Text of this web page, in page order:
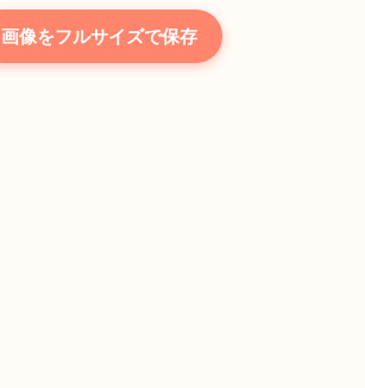
画像をフルサイズで保存